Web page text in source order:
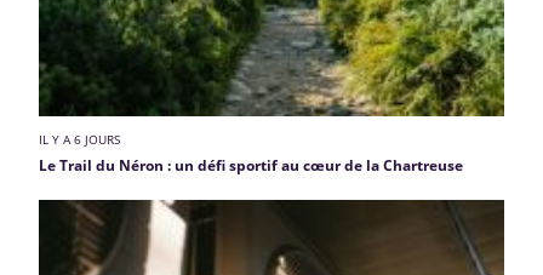
IL Y A 6 JOURS
Le Trail du Néron : un défi sportif au cœur de la Chartreuse